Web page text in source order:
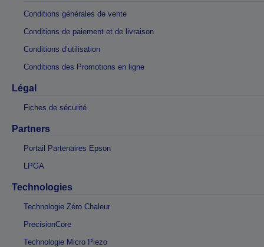
Conditions générales de vente
Conditions de paiement et de livraison
Conditions d’utilisation
Conditions des Promotions en ligne
Légal
Fiches de sécurité
Partners
Portail Partenaires Epson
LPGA
Technologies
Technologie Zéro Chaleur
PrecisionCore
Technologie Micro Piezo